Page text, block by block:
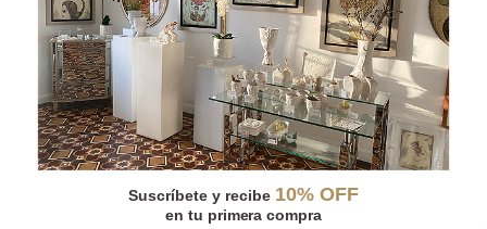
Entérate de las últimas
novedades y nuevos
lanzamientos.
Recibe descuentos especiales.
Accede a eventos privados de
Fito Espinosa.
Completa TODOS los campos
Suscríbete y recibe 10% OFF
en tu primera compra